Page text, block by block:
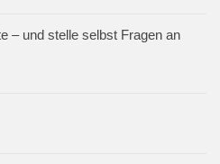
– und stelle selbst Fragen an